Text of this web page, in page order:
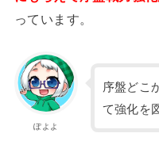
っています。
ぽよよ
序盤どこ
て強化を